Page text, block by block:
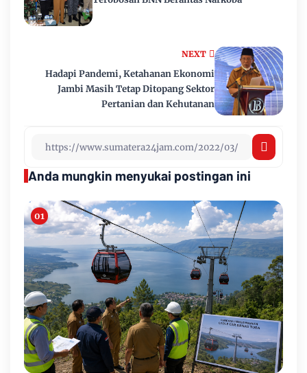
NEXT
Hadapi Pandemi, Ketahanan Ekonomi
Jambi Masih Tetap Ditopang Sektor
Pertanian dan Kehutanan
Anda mungkin menyukai postingan ini